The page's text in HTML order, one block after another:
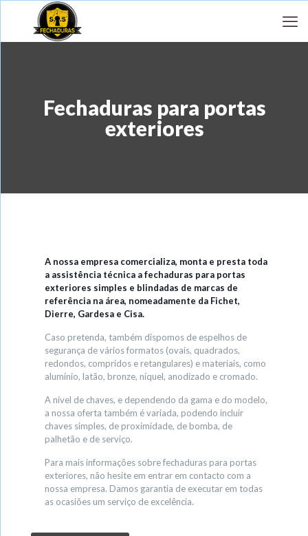
Fechaduras para portas
exteriores
A nossa empresa comercializa, monta e presta toda
a assistência técnica a fechaduras para portas
exteriores simples e blindadas de marcas de
referência na área, nomeadamente da Fichet,
Dierre, Gardesa e Cisa.
Caso pretenda, também dispomos de espelhos de
segurança de vários formatos (ovais, quadrados,
redondos, compridos e retangulares) e materiais, como
alumínio, latão, bronze, níquel, anodizado e cromado.
A nível de chaves, e dependendo da gama e do modelo,
a nossa oferta também é variada, podendo incluir
chaves simples, de proximidade, de bomba, de
palhetão e de serviço.
Para mais informações sobre fechaduras para portas
exteriores, não hesite em entrar em contacto com a
nossa empresa. Damos garantia de executar em todas
as ocasiões um serviço de excelência.